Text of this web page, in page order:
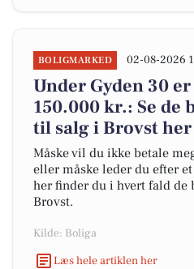
BOLIGMARKED 02-08-2026
Under Gyden 30
150.000 kr.: Se
til salg i Brovst her
Måske vil du ikke betale
eller måske leder du efter
her finder du i hvert fald
Brovst.
Kilde: Boliga
Læs hele artiklen her